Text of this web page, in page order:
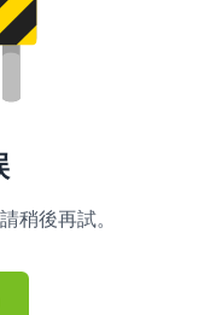
稍後再試。